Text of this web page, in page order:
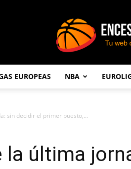
EUROPEAS NBA
sin decidir el primer puesto,...
la última